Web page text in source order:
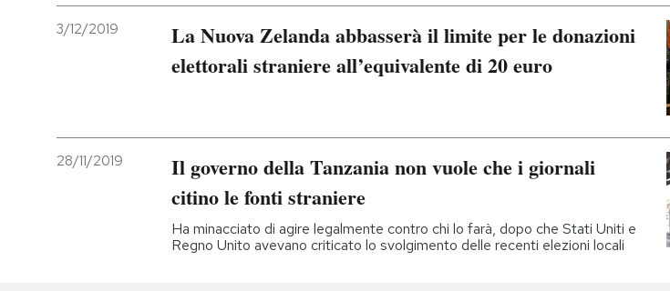
3/12/2019
La Nuova Zelanda abbasserà il limite per le donazioni
elettorali straniere all’equivalente di 20 euro
28/11/2019
Il governo della Tanzania non vuole che i giornali
citino le fonti straniere
Ha minacciato di agire legalmente contro chi lo farà, dopo che Stati Uniti e
Regno Unito avevano criticato lo svolgimento delle recenti elezioni locali